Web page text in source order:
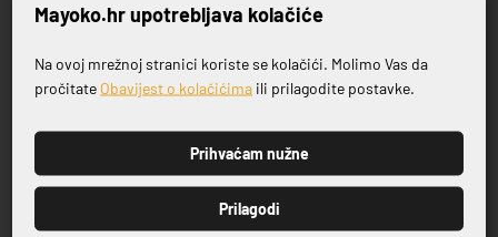
Povezani proizvodi
Prijavite se na naš newsletter
PRIJAVI SE
Mayoko.hr upotrebljava kolačiće
Na ovoj mrežnoj stranici koriste se kolačići. Molimo Vas da
pročitate Obavijest o kolačićima ili prilagodite postavke.
Prihvaćam nužne
Prilagodi